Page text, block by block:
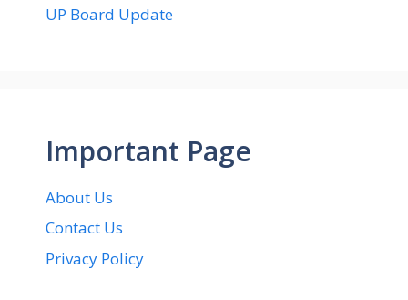
UP Board Update
Important Page
About Us
Contact Us
Privacy Policy